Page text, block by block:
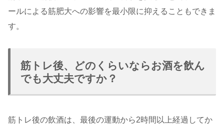
ールによる筋肥大への影響を最小限に抑えることもできま
す。
筋トレ後、どのくらいならお酒を飲ん
でも大丈夫ですか？
筋トレ後の飲酒は、最後の運動から2時間以上経過してか